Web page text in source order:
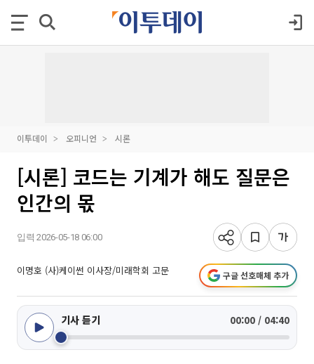
이투데이 오피니언 시론
[시론] 코드는 기계가 해도 질문은
인간의 몫
입력 2026-05-18 06:00
이명호 (사)케이썬 이사장/미래학회 고문 구글 선호매체 추가
기사 듣기 00:00 / 04:40